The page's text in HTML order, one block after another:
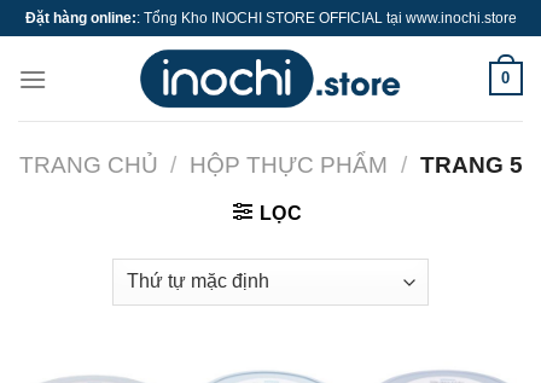
Skip
content
Đặt hàng online:: Tổng Kho INOCHI STORE OFFICIAL tại www.inochi.store
0
TRANG CHỦ / HỘP THỰC PHẨM / TRANG 5
LỌC